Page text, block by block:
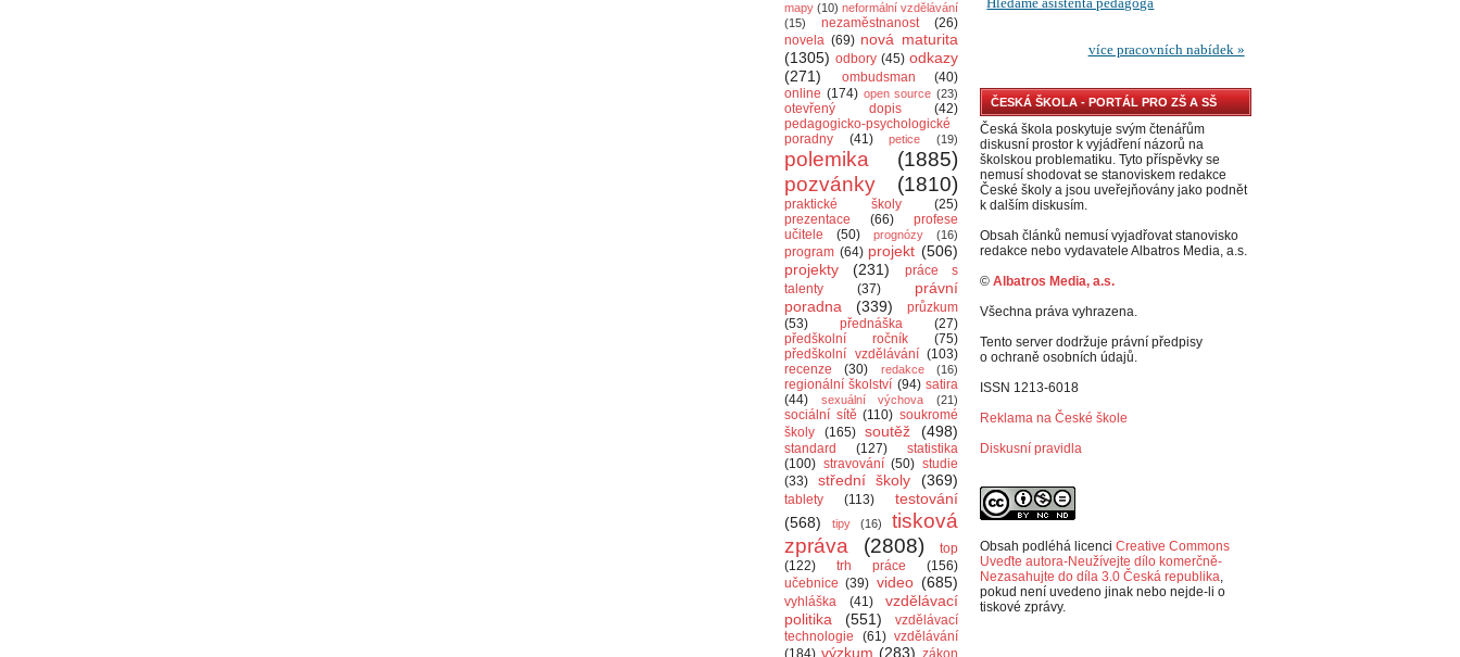
mapy (10) neformální vzdělávání
(15)
nezaměstnanost
(26)
novela (69) nová maturita
(1305) odbory (45) odkazy
(271)
ombudsman
(40)
online (174) open source (23)
otevřený dopis
(42)
pedagogicko-psychologické
poradny
(41) petice (19)
polemika
(1885)
pozvánky
(1810)
praktické školy
(25)
prezentace
(66)
profese
učitele
(50) prognózy (16)
program (64) projekt (506)
projekty
(231)
práce s
talenty
(37)
právní
poradna
(339)
průzkum
(53)
přednáška
(27)
předškolní ročník
(75)
předškolní vzdělávání (103)
recenze
(30) redakce (16)
regionální školství (94) satira
(44)
sexuální výchova (21)
sociální sítě (110) soukromé
školy
(165) soutěž (498)
standard (127)
statistika
(100) stravování (50) studie
(33)
střední školy (369)
tablety (113)
testování
(568)
tipy (16)
tisková
zpráva
(2808)
top
(122)
trh práce
(156)
učebnice (39) video (685)
vyhláška (41)
vzdělávací
politika
(551)
vzdělávací
technologie
(61) vzdělávání
(184) výzkum (283) zákon
ČESKÁ ŠKOLA - PORTÁL PRO ZŠ A SŠ
Česká škola poskytuje svým čtenářům
diskusní prostor k vyjádření názorů na
školskou problematiku. Tyto příspěvky se
nemusí shodovat se stanoviskem redakce
České školy a jsou uveřejňovány jako podnět
k dalším diskusím.
Obsah článků nemusí vyjadřovat stanovisko
redakce nebo vydavatele Albatros Media, a.s.
© Albatros Media, a.s.
Všechna práva vyhrazena.
Tento server dodržuje právní předpisy
o ochraně osobních údajů.
ISSN 1213-6018
Reklama na České škole
Diskusní pravidla
Obsah podléhá licenci Creative Commons
Uveďte autora-Neužívejte dílo komerčně-
Nezasahujte do díla 3.0 Česká republika,
pokud není uvedeno jinak nebo nejde-li o
tiskové zprávy.